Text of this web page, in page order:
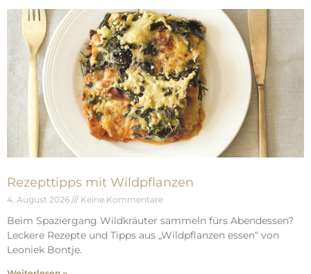
Rezepttipps mit Wildpflanzen
4. August 2026 Keine Kommentare
Beim Spaziergang Wildkräuter sammeln fürs Abendessen?
Leckere Rezepte und Tipps aus „Wildpflanzen essen“ von
Leoniek Bontje.